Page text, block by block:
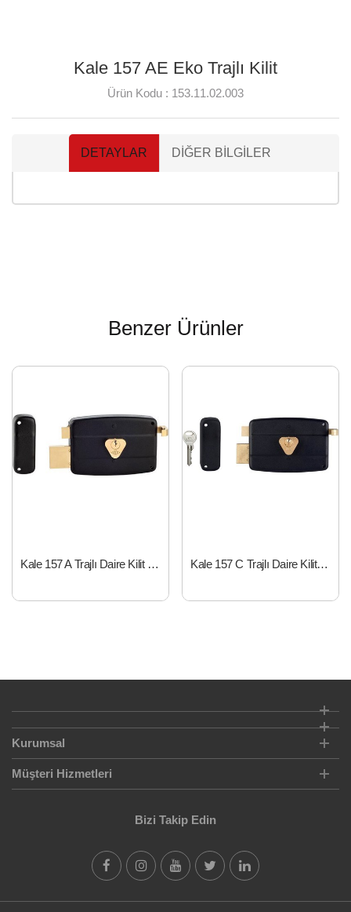
Kale 157 AE Eko Trajlı Kilit
Ürün Kodu : 153.11.02.003
DETAYLAR DIĞER BILGILER
Benzer Ürünler
Kale 157 A Trajlı Daire Kilit 14 cm Kale 157 C Trajlı Daire Kilit 12 cm
Kurumsal
Müşteri Hizmetleri
Bizi Takip Edin